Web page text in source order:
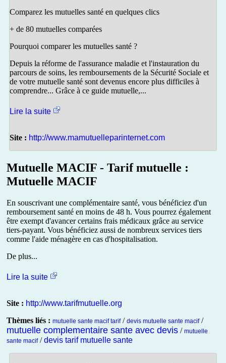
Comparez les mutuelles santé en quelques clics
+ de 80 mutuelles comparées
Pourquoi comparer les mutuelles santé ?
Depuis la réforme de l'assurance maladie et l'instauration du
parcours de soins, les remboursements de la Sécurité Sociale et
de votre mutuelle santé sont devenus encore plus difficiles à
comprendre... Grâce à ce guide mutuelle,...
Lire la suite
Site : http://www.mamutuelleparinternet.com
Mutuelle MACIF - Tarif mutuelle :
Mutuelle MACIF
En souscrivant une complémentaire santé, vous bénéficiez d'un
remboursement santé en moins de 48 h. Vous pourrez également
être exempt d'avancer certains frais médicaux grâce au service
tiers-payant. Vous bénéficiez aussi de nombreux services tiers
comme l'aide ménagère en cas d'hospitalisation.
De plus...
Lire la suite
Site : http://www.tarifmutuelle.org
Thèmes liés : mutuelle sante macif tarif/ devis mutuelle sante macif/
mutuelle complementaire sante avec devis / mutuelle
sante macif/devis tarif mutuelle sante